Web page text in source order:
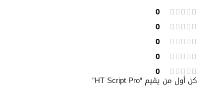
0
0
0
0
0
كن أول من يقيم “HT Script Pro”